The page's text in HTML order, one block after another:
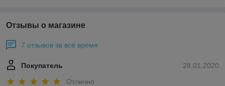
Отзывы о магазине
7 отзывов за всё время
28.01.2020
Покупатель
Отлично